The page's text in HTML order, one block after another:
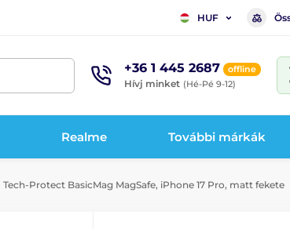
HUF
+36 1 445 2687 offline
Hívj minket (Hé-Pé 9-12)
Realme További márkák
Tech-Protect BasicMag MagSafe, iPhone 17 Pro, matt fekete